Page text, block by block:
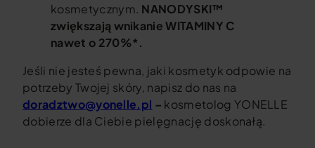
kosmetycznym. NANODYSKI™
zwiększają wnikanie WITAMINY C
nawet o 270%*.
Jeśli nie jesteś pewna, jaki kosmetyk odpowie na
potrzeby Twojej skóry, napisz do nas na
doradztwo@yonelle.pl – kosmetolog YONELLE
dobierze dla Ciebie pielęgnację doskonałą.